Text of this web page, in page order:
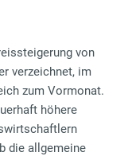
von
verzeichnet, im
zum Vormonat.
höhere
die allgemeine